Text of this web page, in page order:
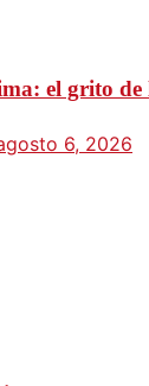
el grito
6, 2026